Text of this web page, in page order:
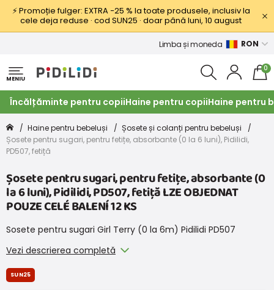
⚡ Promoție fulger: EXTRA −25 % la toate produsele, inclusiv la
cele deja reduse · cod SUN25 · doar până luni, 10 august
Limba și moneda RON
MENIU
0
Încălțăminte pentru copiiHaine pentru copiiHaine pentru
Haine pentru bebeluși
Șosete și colanți pentru bebeluși
Șosete pentru sugari, pentru fetițe, absorbante (0 la 6 luni), Pidilidi,
PD507, fetiță
Șosete pentru sugari, pentru fetițe, absorbante (0
la 6 luni), Pidilidi, PD507, fetiță LZE OBJEDNAT
POUZE CELÉ BALENÍ 12 KS
Sosete pentru sugari Girl Terry (0 la 6m) Pidilidi PD507
Vezi descrierea completă
SUN25